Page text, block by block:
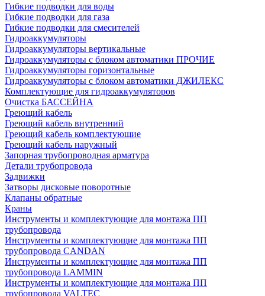
Гибкие подводки для воды
Гибкие подводки для газа
Гибкие подводки для смесителей
Гидроаккумуляторы
Гидроаккумуляторы вертикальные
Гидроаккумуляторы с блоком автоматики ПРОЧИЕ
Гидроаккумуляторы горизонтальные
Гидроаккумуляторы с блоком автоматики ДЖИЛЕКС
Комплектующие для гидроаккумуляторов
Очистка БАССЕЙНА
Греющий кабель
Греющий кабель внутренний
Греющий кабель комплектующие
Греющий кабель наружный
Запорная трубопроводная арматура
Детали трубопровода
Задвижки
Затворы дисковые поворотные
Клапаны обратные
Краны
Инструменты и комплектующие для монтажа ПП
трубопровода
Инструменты и комплектующие для монтажа ПП
трубопровода CANDAN
Инструменты и комплектующие для монтажа ПП
трубопровода LAMMIN
Инструменты и комплектующие для монтажа ПП
трубопровода VALTEC